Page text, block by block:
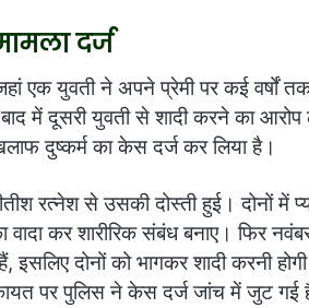
दर्ज
एक युवती ने अपने प्रेमी पर कई वर्षों
में दूसरी युवती से शादी करने का आरोप
दुष्कर्म का केस दर्ज कर लिया है।
रत्नेश से उसकी दोस्ती हुई। दोनों में
वादा कर शारीरिक संबंध बनाए। फिर
इसलिए दोनों को भागकर शादी करनी
पर पुलिस ने केस दर्ज जांच में जुट गई